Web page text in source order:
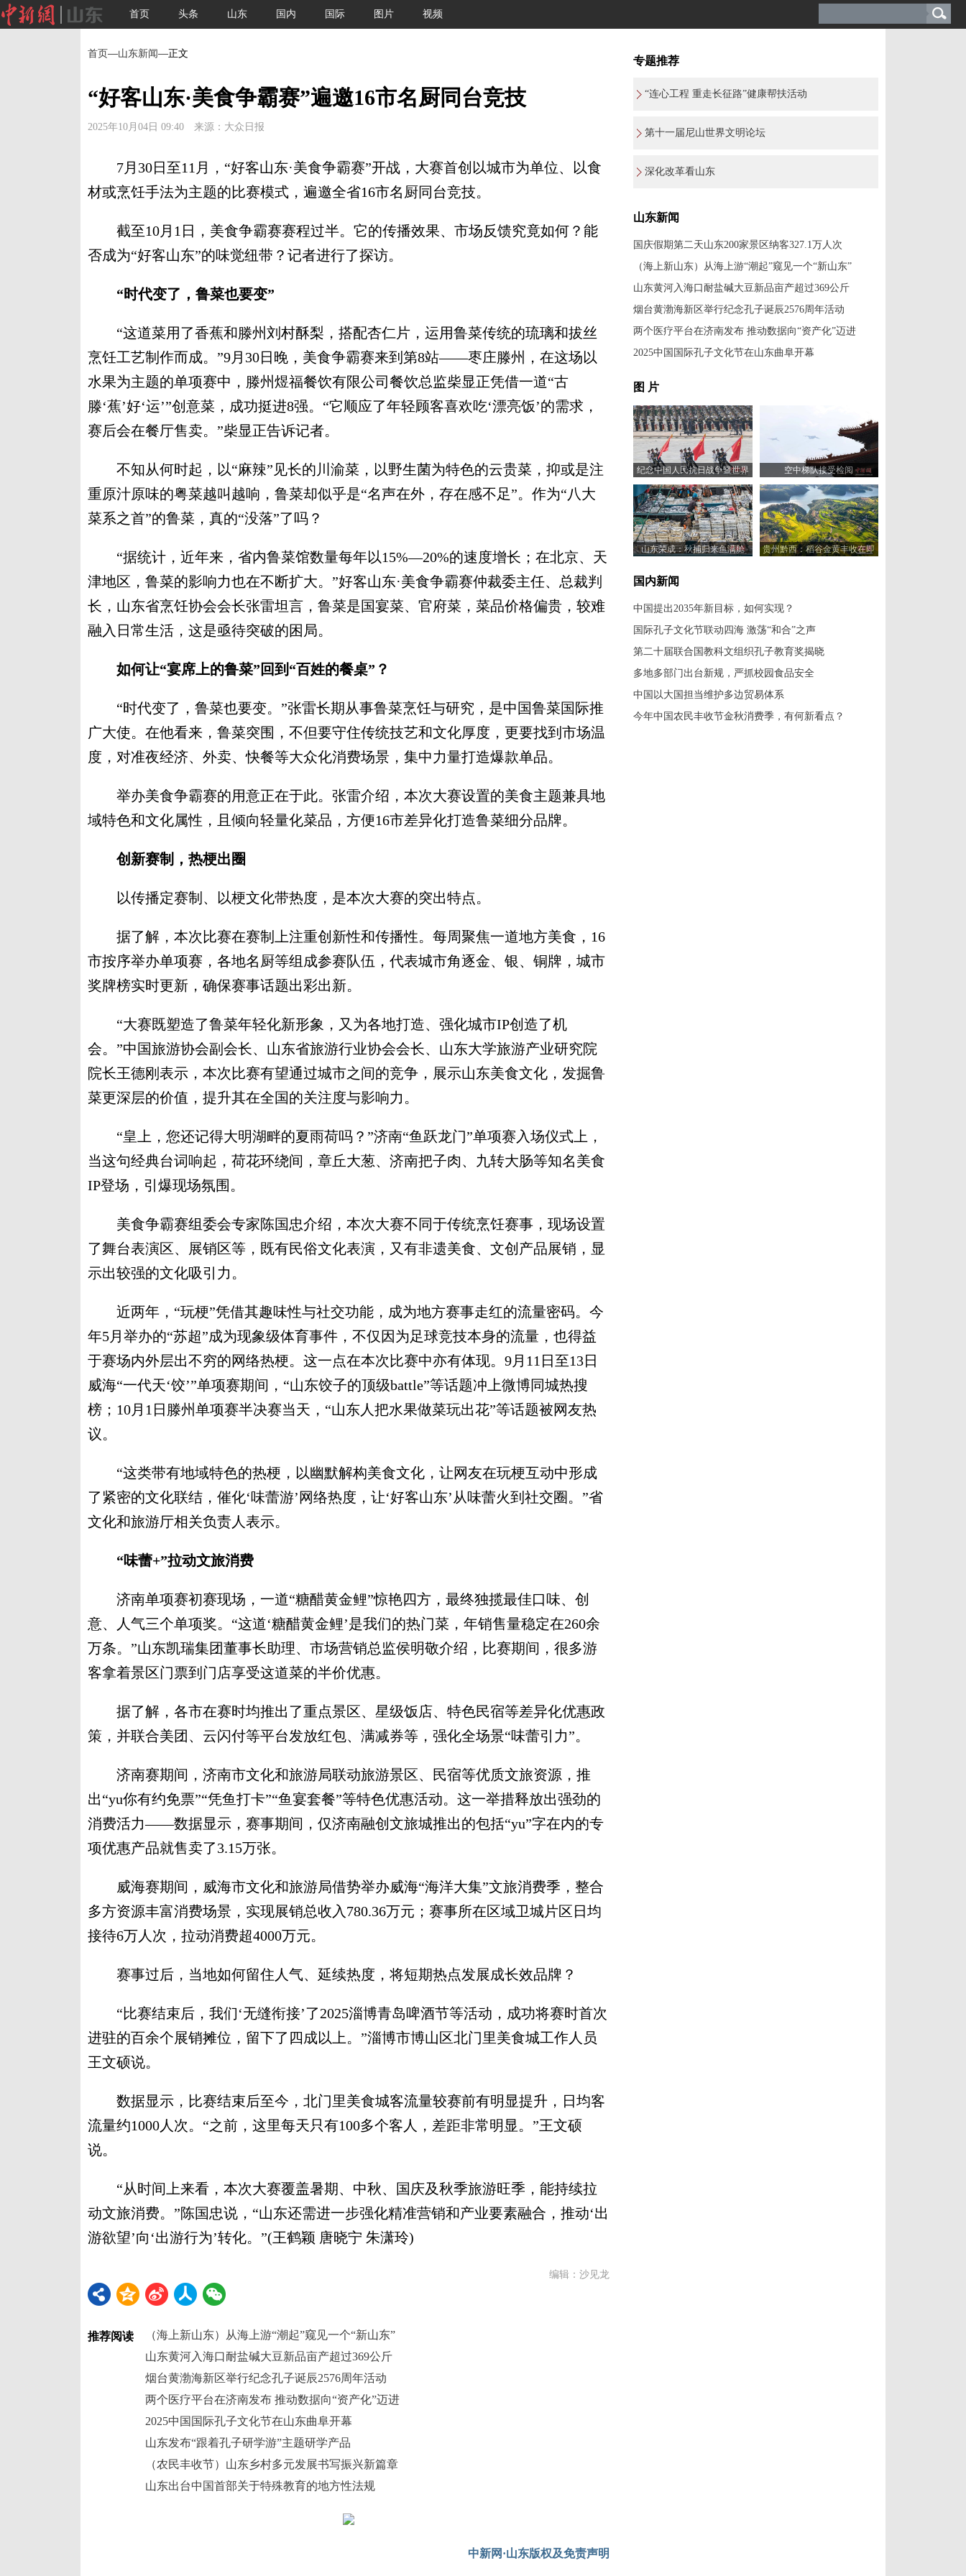
首页 头条 山东 国内 国际 图片 视频
首页—山东新闻—正文
“好客山东·美食争霸赛”遍邀16市名厨同台竞技
2025年10月04日 09:40 来源：大众日报
7月30日至11月，“好客山东·美食争霸赛”开战，大赛首创以城市为单位、以食
材或烹饪手法为主题的比赛模式，遍邀全省16市名厨同台竞技。
截至10月1日，美食争霸赛赛程过半。它的传播效果、市场反馈究竟如何？能
否成为“好客山东”的味觉纽带？记者进行了探访。
“时代变了，鲁菜也要变”
“这道菜用了香蕉和滕州刘村酥梨，搭配杏仁片，运用鲁菜传统的琉璃和拔丝
烹饪工艺制作而成。”9月30日晚，美食争霸赛来到第8站——枣庄滕州，在这场以
水果为主题的单项赛中，滕州煜福餐饮有限公司餐饮总监柴显正凭借一道“古
滕‘蕉’好‘运’”创意菜，成功挺进8强。“它顺应了年轻顾客喜欢吃‘漂亮饭’的需求，
赛后会在餐厅售卖。”柴显正告诉记者。
不知从何时起，以“麻辣”见长的川渝菜，以野生菌为特色的云贵菜，抑或是注
重原汁原味的粤菜越叫越响，鲁菜却似乎是“名声在外，存在感不足”。作为“八大
菜系之首”的鲁菜，真的“没落”了吗？
“据统计，近年来，省内鲁菜馆数量每年以15%—20%的速度增长；在北京、天
津地区，鲁菜的影响力也在不断扩大。”好客山东·美食争霸赛仲裁委主任、总裁判
长，山东省烹饪协会会长张雷坦言，鲁菜是国宴菜、官府菜，菜品价格偏贵，较难
融入日常生活，这是亟待突破的困局。
如何让“宴席上的鲁菜”回到“百姓的餐桌”？
“时代变了，鲁菜也要变。”张雷长期从事鲁菜烹饪与研究，是中国鲁菜国际推
广大使。在他看来，鲁菜突围，不但要守住传统技艺和文化厚度，更要找到市场温
度，对准夜经济、外卖、快餐等大众化消费场景，集中力量打造爆款单品。
举办美食争霸赛的用意正在于此。张雷介绍，本次大赛设置的美食主题兼具地
域特色和文化属性，且倾向轻量化菜品，方便16市差异化打造鲁菜细分品牌。
创新赛制，热梗出圈
以传播定赛制、以梗文化带热度，是本次大赛的突出特点。
据了解，本次比赛在赛制上注重创新性和传播性。每周聚焦一道地方美食，16
市按序举办单项赛，各地名厨等组成参赛队伍，代表城市角逐金、银、铜牌，城市
奖牌榜实时更新，确保赛事话题出彩出新。
“大赛既塑造了鲁菜年轻化新形象，又为各地打造、强化城市IP创造了机
会。”中国旅游协会副会长、山东省旅游行业协会会长、山东大学旅游产业研究院
院长王德刚表示，本次比赛有望通过城市之间的竞争，展示山东美食文化，发掘鲁
菜更深层的价值，提升其在全国的关注度与影响力。
“皇上，您还记得大明湖畔的夏雨荷吗？”济南“鱼跃龙门”单项赛入场仪式上，
当这句经典台词响起，荷花环绕间，章丘大葱、济南把子肉、九转大肠等知名美食
IP登场，引爆现场氛围。
美食争霸赛组委会专家陈国忠介绍，本次大赛不同于传统烹饪赛事，现场设置
了舞台表演区、展销区等，既有民俗文化表演，又有非遗美食、文创产品展销，显
示出较强的文化吸引力。
近两年，“玩梗”凭借其趣味性与社交功能，成为地方赛事走红的流量密码。今
年5月举办的“苏超”成为现象级体育事件，不仅因为足球竞技本身的流量，也得益
于赛场内外层出不穷的网络热梗。这一点在本次比赛中亦有体现。9月11日至13日
威海“一代天‘饺’”单项赛期间，“山东饺子的顶级battle”等话题冲上微博同城热搜
榜；10月1日滕州单项赛半决赛当天，“山东人把水果做菜玩出花”等话题被网友热
议。
“这类带有地域特色的热梗，以幽默解构美食文化，让网友在玩梗互动中形成
了紧密的文化联结，催化‘味蕾游’网络热度，让‘好客山东’从味蕾火到社交圈。”省
文化和旅游厅相关负责人表示。
“味蕾+”拉动文旅消费
济南单项赛初赛现场，一道“糖醋黄金鲤”惊艳四方，最终独揽最佳口味、创
意、人气三个单项奖。“这道‘糖醋黄金鲤’是我们的热门菜，年销售量稳定在260余
万条。”山东凯瑞集团董事长助理、市场营销总监侯明敬介绍，比赛期间，很多游
客拿着景区门票到门店享受这道菜的半价优惠。
据了解，各市在赛时均推出了重点景区、星级饭店、特色民宿等差异化优惠政
策，并联合美团、云闪付等平台发放红包、满减券等，强化全场景“味蕾引力”。
济南赛期间，济南市文化和旅游局联动旅游景区、民宿等优质文旅资源，推
出“yu你有约免票”“凭鱼打卡”“鱼宴套餐”等特色优惠活动。这一举措释放出强劲的
消费活力——数据显示，赛事期间，仅济南融创文旅城推出的包括“yu”字在内的专
项优惠产品就售卖了3.15万张。
威海赛期间，威海市文化和旅游局借势举办威海“海洋大集”文旅消费季，整合
多方资源丰富消费场景，实现展销总收入780.36万元；赛事所在区域卫城片区日均
接待6万人次，拉动消费超4000万元。
赛事过后，当地如何留住人气、延续热度，将短期热点发展成长效品牌？
“比赛结束后，我们‘无缝衔接’了2025淄博青岛啤酒节等活动，成功将赛时首次
进驻的百余个展销摊位，留下了四成以上。”淄博市博山区北门里美食城工作人员
王文硕说。
数据显示，比赛结束后至今，北门里美食城客流量较赛前有明显提升，日均客
流量约1000人次。“之前，这里每天只有100多个客人，差距非常明显。”王文硕
说。
“从时间上来看，本次大赛覆盖暑期、中秋、国庆及秋季旅游旺季，能持续拉
动文旅消费。”陈国忠说，“山东还需进一步强化精准营销和产业要素融合，推动‘出
游欲望’向‘出游行为’转化。”(王鹤颖 唐晓宁 朱潇玲)
编辑：沙见龙
推荐阅读
（海上新山东）从海上游“潮起”窥见一个“新山东”
山东黄河入海口耐盐碱大豆新品亩产超过369公斤
烟台黄渤海新区举行纪念孔子诞辰2576周年活动
两个医疗平台在济南发布 推动数据向“资产化”迈进
2025中国国际孔子文化节在山东曲阜开幕
山东发布“跟着孔子研学游”主题研学产品
（农民丰收节）山东乡村多元发展书写振兴新篇章
山东出台中国首部关于特殊教育的地方性法规
中新网·山东版权及免责声明
专题推荐
“连心工程 重走长征路”健康帮扶活动
第十一届尼山世界文明论坛
深化改革看山东
山东新闻
国庆假期第二天山东200家景区纳客327.1万人次
（海上新山东）从海上游“潮起”窥见一个“新山东”
山东黄河入海口耐盐碱大豆新品亩产超过369公斤
烟台黄渤海新区举行纪念孔子诞辰2576周年活动
两个医疗平台在济南发布 推动数据向“资产化”迈进
2025中国国际孔子文化节在山东曲阜开幕
图 片
纪念中国人民抗日战争暨世界
反法西斯战争胜利80周年大会
举行
空中梯队接受检阅
山东荣成：秋捕归来鱼满舱 贵州黔西：稻谷金黄丰收在即
国内新闻
中国提出2035年新目标，如何实现？
国际孔子文化节联动四海 激荡“和合”之声
第二十届联合国教科文组织孔子教育奖揭晓
多地多部门出台新规，严抓校园食品安全
中国以大国担当维护多边贸易体系
今年中国农民丰收节金秋消费季，有何新看点？